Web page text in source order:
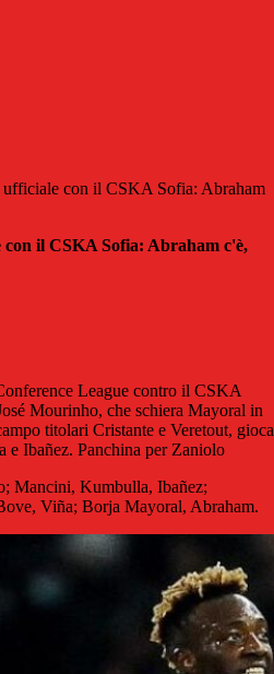
ufficiale con il CSKA Sofia: Abraham
il CSKA Sofia: Abraham c'è,
League contro il CSKA
Mourinho, che schiera Mayoral in
titolari Cristante e Veretout, gioca
Ibañez. Panchina per Zaniolo
Mancini, Kumbulla, Ibañez;
Viña; Borja Mayoral, Abraham.